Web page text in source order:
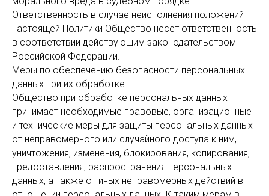
Ответственность в случае неисполнения положений
настоящей Политики Общество несет ответственность
в соответствии действующим законодательством
Российской Федерации.
Меры по обеспечению безопасности персональных
данных при их обработке:
Общество при обработке персональных данных
принимает необходимые правовые, организационные
и технические меры для защиты персональных данных
от неправомерного или случайного доступа к ним,
уничтожения, изменения, блокирования, копирования,
предоставления, распространения персональных
данных, а также от иных неправомерных действий в